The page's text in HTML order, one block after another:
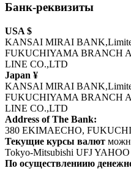
Банк-реквизиты
USA $
KANSAI MIRAI
FUKUCHIYAMA BRANCH
LINE CO.,LTD
Japan ¥
KANSAI MIRAI
FUKUCHIYAMA BRANCH
LINE CO.,LTD
Address of The Bank:
380 EKIMAECHO,
Текущие курсы валют
Tokyo-Mitsubishi UFJ
По осуществлениию